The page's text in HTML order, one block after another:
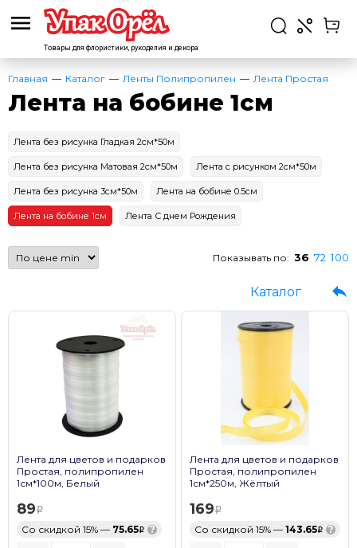
Товары для флористики, рукоделия и декора
Главная Каталог Ленты Полипропилен Лента Простая
Лента на бобине 1см
Лента без рисунка Гладкая 2см*50м
Лента без рисунка Матовая 2см*50м Лента с рисунком 2см*50м
Лента без рисунка 3см*50м Лента на бобине 0.5см
Лента на бобине 1см Лента С днем Рождения
Показывать по: 36 72 100
Каталог
Лента для цветов и подарков
Простая, полипропилен
1см*100м, Белый
89
Со скидкой 15% — 75.65 ?
Лента для цветов и подарков
Простая, полипропилен
1см*250м, Жёлтый
169
Со скидкой 15% — 143.65 ?